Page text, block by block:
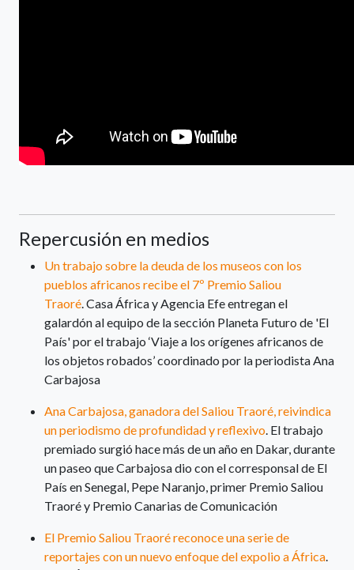
Repercusión en medios
Un trabajo sobre la deuda de los museos con los
pueblos africanos recibe el 7º Premio Saliou
Traoré. Casa África y Agencia Efe entregan el
galardón al equipo de la sección Planeta Futuro de 'El
País' por el trabajo ‘Viaje a los orígenes africanos de
los objetos robados’ coordinado por la periodista Ana
Carbajosa
Ana Carbajosa, ganadora del Saliou Traoré, reivindica
un periodismo de profundidad y reflexivo. El trabajo
premiado surgió hace más de un año en Dakar, durante
un paseo que Carbajosa dio con el corresponsal de El
País en Senegal, Pepe Naranjo, primer Premio Saliou
Traoré y Premio Canarias de Comunicación
El Premio Saliou Traoré reconoce una serie de
reportajes con un nuevo enfoque del expolio a África.